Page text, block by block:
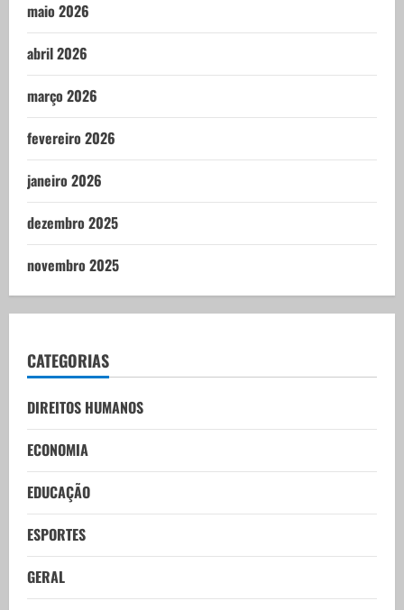
maio 2026
abril 2026
março 2026
fevereiro 2026
janeiro 2026
dezembro 2025
novembro 2025
CATEGORIAS
DIREITOS HUMANOS
ECONOMIA
EDUCAÇÃO
ESPORTES
GERAL